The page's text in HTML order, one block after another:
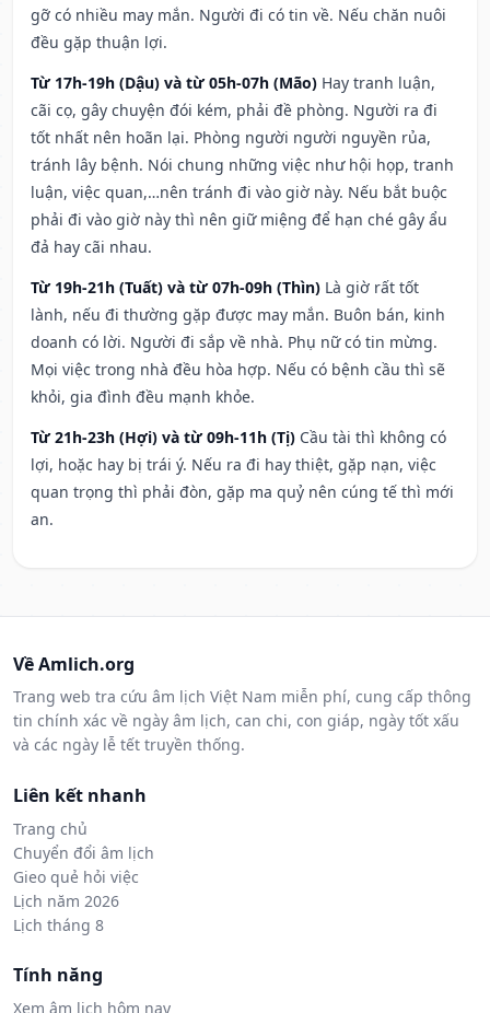
gỡ có nhiều may mắn. Người đi có tin về. Nếu chăn nuôi
đều gặp thuận lợi.
Từ 17h-19h (Dậu) và từ 05h-07h (Mão) Hay tranh luận,
cãi cọ, gây chuyện đói kém, phải đề phòng. Người ra đi
tốt nhất nên hoãn lại. Phòng người người nguyền rủa,
tránh lây bệnh. Nói chung những việc như hội họp, tranh
luận, việc quan,…nên tránh đi vào giờ này. Nếu bắt buộc
phải đi vào giờ này thì nên giữ miệng để hạn ché gây ẩu
đả hay cãi nhau.
Từ 19h-21h (Tuất) và từ 07h-09h (Thìn) Là giờ rất tốt
lành, nếu đi thường gặp được may mắn. Buôn bán, kinh
doanh có lời. Người đi sắp về nhà. Phụ nữ có tin mừng.
Mọi việc trong nhà đều hòa hợp. Nếu có bệnh cầu thì sẽ
khỏi, gia đình đều mạnh khỏe.
Từ 21h-23h (Hợi) và từ 09h-11h (Tị) Cầu tài thì không có
lợi, hoặc hay bị trái ý. Nếu ra đi hay thiệt, gặp nạn, việc
quan trọng thì phải đòn, gặp ma quỷ nên cúng tế thì mới
an.
Về Amlich.org
Trang web tra cứu âm lịch Việt Nam miễn phí, cung cấp thông
tin chính xác về ngày âm lịch, can chi, con giáp, ngày tốt xấu
và các ngày lễ tết truyền thống.
Liên kết nhanh
Trang chủ
Chuyển đổi âm lịch
Gieo quẻ hỏi việc
Lịch năm 2026
Lịch tháng 8
Tính năng
Xem âm lịch hôm nay